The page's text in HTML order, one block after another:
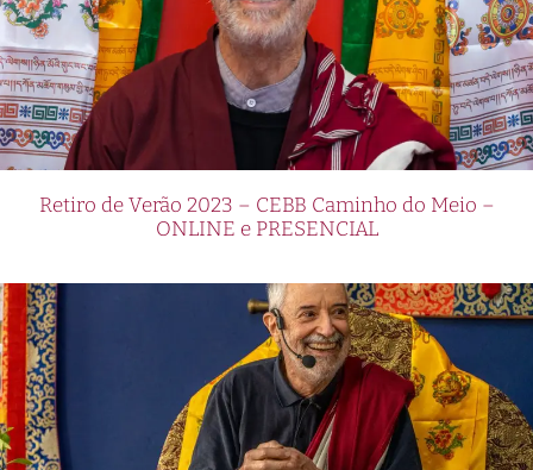
Retiro de Verão 2023 – CEBB Caminho do Meio –
ONLINE e PRESENCIAL